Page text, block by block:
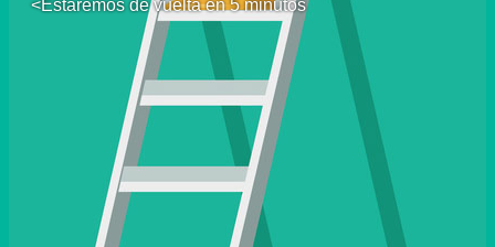
<Estaremos de vuelta en 5 minutos